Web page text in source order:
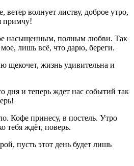
ветер волнует листву, доброе утро,
примчу!
насыщенным, полным любви. Так
лишь всё, что дарю, береги.
щекочет, жизнь удивительна и
дня и теперь ждет нас событий так
Кофе принесу, в постель. Утро
тебя ждёт, поверь.
пусть этот день будет лишь